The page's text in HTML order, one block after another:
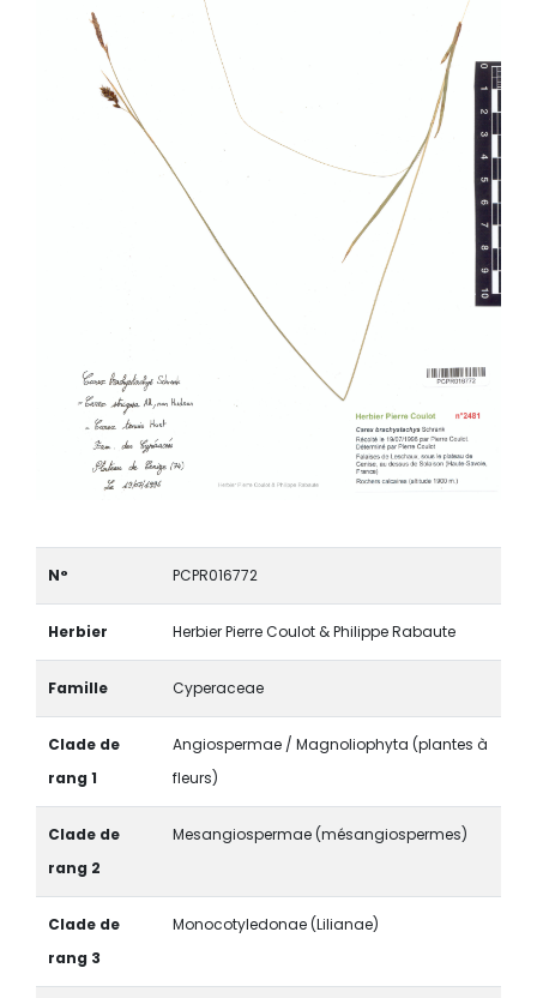
N° PCPR016772
Herbier Herbier Pierre Coulot & Philippe Rabaute
Famille Cyperaceae
Clade de
rang 1
Angiospermae / Magnoliophyta (plantes à
fleurs)
Clade de
rang 2
Mesangiospermae (mésangiospermes)
Clade de
rang 3
Monocotyledonae (Lilianae)